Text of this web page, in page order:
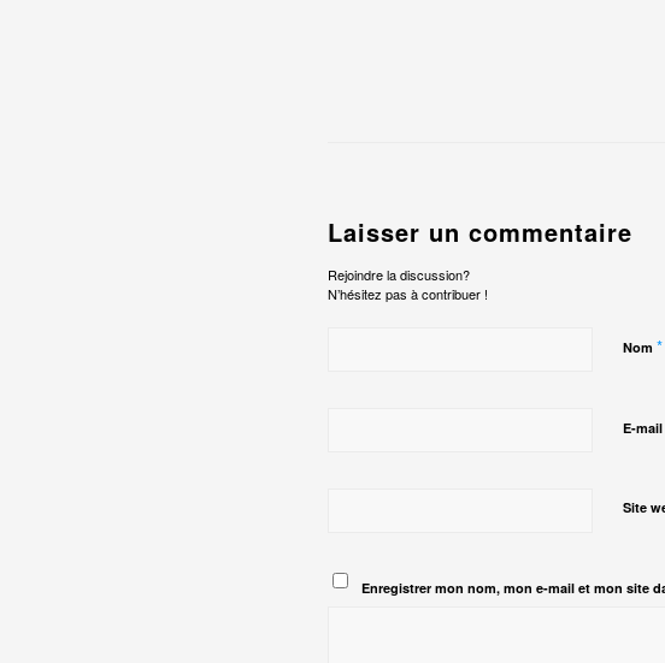
Laisser un commentaire
Rejoindre la discussion?
N’hésitez pas à contribuer !
Nom *
E-mail
Site
Enregistrer mon nom, mon e-mail et mon site